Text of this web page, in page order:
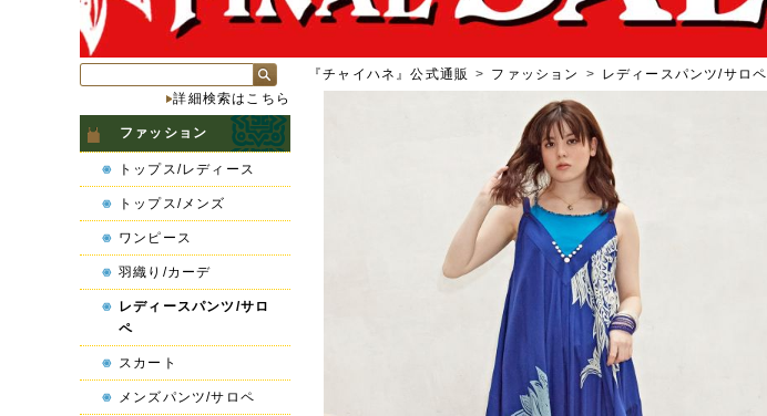
『チャイハネ』公式通販 > ファッション > レディースパンツ/サロペ
詳細検索はこちら
ファッション
トップス/レディース
トップス/メンズ
ワンピース
羽織り/カーデ
レディースパンツ/サロ
ペ
スカート
メンズパンツ/サロペ